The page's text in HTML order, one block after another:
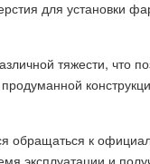
для установки
тяжести, что
обращаться к
эксплуатации и